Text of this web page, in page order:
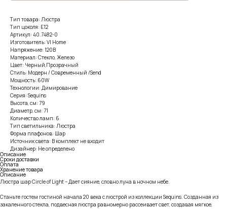
Тип товара: Люстра
Тип цоколя: E12
Артикул: 40.7482-0
Изготовитель: VI Home
Напряжение: 120В
Материал: Стекло, Железо
Цвет: Черный,Прозрачный
Стиль: Модерн / Современный /Send
Мощность: 60W
Технологии: Димирование
Серия: Sequins
Высота, см: 79
Диаметр, см: 71
Количество ламп: 6
Тип светильника: Люстра
Форма плафонов: Шар
Источник света: В комплект не входит
Дизайнер: Не определено
Описание
Сроки доставки
Оплата
Хранение товара
Описание
Люстра шар Circle of Light – Дает сияние, словно луна в ночном небе.
Станьте гостем гостиной начала 20 века с люстрой из коллекции Sequins. Созданная из
закаленного стекла, подвесная люстра равномерно рассеивает свет, создавая мягкое,